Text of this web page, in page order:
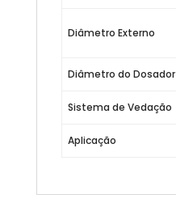
Diâmetro Externo
Diâmetro do Dosador
Sistema de Vedação
Aplicação